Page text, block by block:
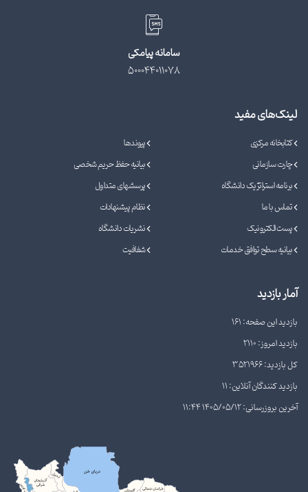
سامانه پیامکی
500044011078
لینک‌های مفید
کتابخانه مرکزی
پیوندها
چارت سازمانی
بیانیه حفظ حریم شخصی
برنامه استراتژیک دانشگاه
پرسشهای متداول
تماس با ما
نظام پیشنهادات
پست الکترونیک
نشریات دانشگاه
بیانیه سطح توافق خدمات
شفافیت
آمار بازدید
بازدید این صفحه: 161
بازدید امروز: 2110
کل بازدید: 3521966
بازدید کنندگان آنلاین: 11
آخرین بروزرسانی: 1405/05/12 11:44